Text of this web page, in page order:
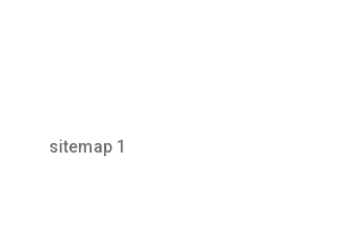
sitemap 1